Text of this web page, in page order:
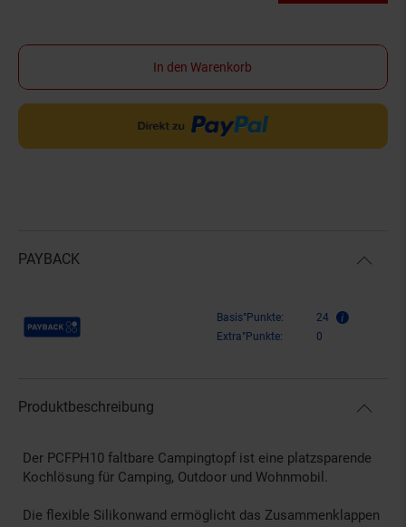
In den Warenkorb
PAYBACK
Payback Punkte Basis°Punkte:
24
Extra°Punkte:
0
Produktbeschreibung
Der PCFPH10 faltbare Campingtopf ist eine platzsparende
Kochlösung für Camping, Outdoor und Wohnmobil.
Die flexible Silikonwand ermöglicht das Zusammenklappen